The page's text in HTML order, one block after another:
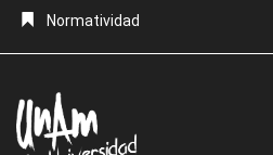
Normatividad